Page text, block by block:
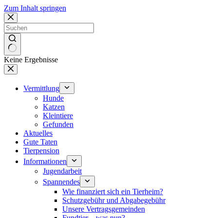
Zum Inhalt springen
Keine Ergebnisse
Vermittlung
Hunde
Katzen
Kleintiere
Gefunden
Aktuelles
Gute Taten
Tierpension
Informationen
Jugendarbeit
Spannendes
Wie finanziert sich ein Tierheim?
Schutzgebühr und Abgabegebühr
Unsere Vertragsgemeinden